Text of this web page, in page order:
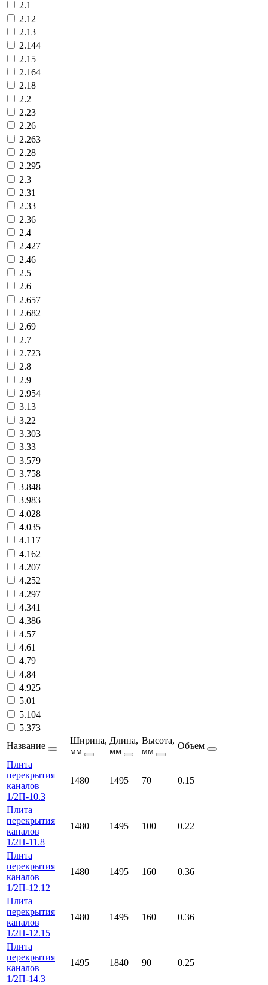
2.1
2.12
2.13
2.144
2.15
2.164
2.18
2.2
2.23
2.26
2.263
2.28
2.295
2.3
2.31
2.33
2.36
2.4
2.427
2.46
2.5
2.6
2.657
2.682
2.69
2.7
2.723
2.8
2.9
2.954
3.13
3.22
3.303
3.33
3.579
3.758
3.848
3.983
4.028
4.035
4.117
4.162
4.207
4.252
4.297
4.341
4.386
4.57
4.61
4.79
4.84
4.925
5.01
5.104
5.373
Название
Ширина,
мм
Длина,
мм
Высота,
мм
Объем
Плита
перекрытия
каналов
1/2П-10.3
1480 1495 70 0.15
Плита
перекрытия
каналов
1/2П-11.8
1480 1495 100 0.22
Плита
перекрытия
каналов
1/2П-12.12
1480 1495 160 0.36
Плита
перекрытия
каналов
1/2П-12.15
1480 1495 160 0.36
Плита
перекрытия
каналов
1/2П-14.3
1495 1840 90 0.25